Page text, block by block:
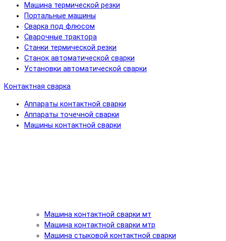
Машина термической резки
Портальные машины
Сварка под флюсом
Сварочные трактора
Станки термической резки
Станок автоматической сварки
Установки автоматической сварки
Контактная сварка
Аппараты контактной сварки
Аппараты точечной сварки
Машины контактной сварки
Машина контактной сварки мт
Машина контактной сварки мтр
Машина стыковой контактной сварки